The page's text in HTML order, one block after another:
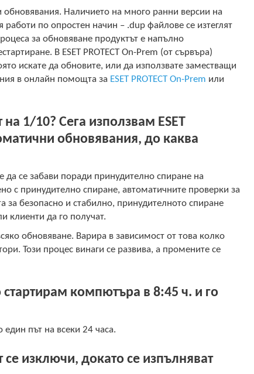
Наличието на много ранни версии на
по опростен начин – .dup файлове се изтеглят
за обновяване продуктът е напълно
В ESET PROTECT On-Prem (от сървъра)
искате да обновите, или да използвате заместващи
в онлайн помощта за ESET PROTECT On-Prem или
1/10? Сега използвам ESET
обновявания, до каква
се забави поради принудително спиране на
с принудително спиране, автоматичните проверки за
за безопасно и стабилно, принудителното спиране
клиенти да го получат.
обновяване. Варира в зависимост от това колко
Този процес винаги се развива, а промените се
компютъра в 8:45 ч. и го
път на всеки 24 часа.
изключи, докато се изпълняват